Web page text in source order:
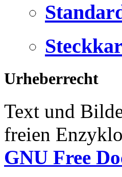
Urheberrecht
Text und
freien
GNU Free